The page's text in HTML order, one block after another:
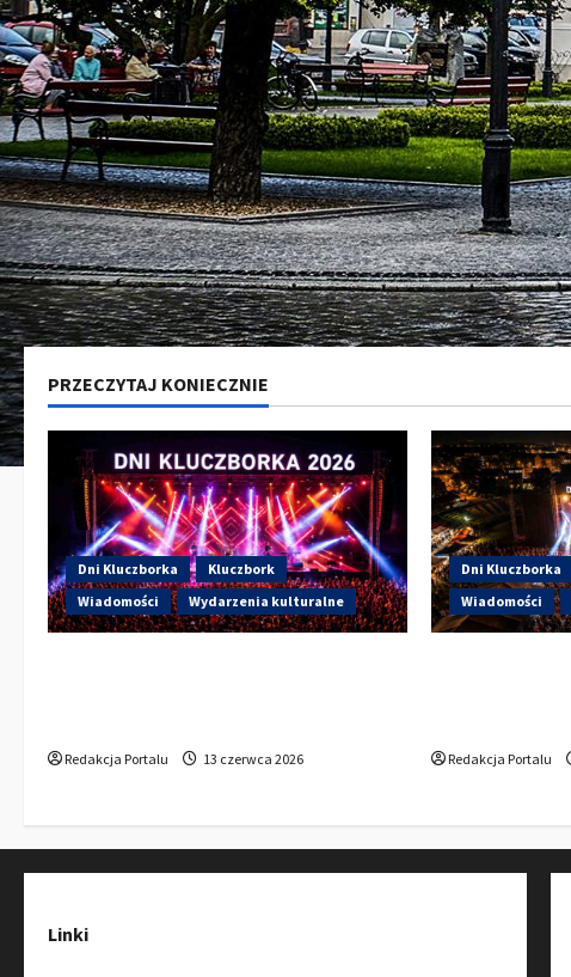
PRZECZYTAJ KONIECZNIE
Dni Kluczborka
Kluczbork
Wiadomości
Wydarzenia kulturalne
Redakcja Portalu 13 czerwca 2026
Dni Kluczborka
Wiadomości
Redakcja Portalu
Linki